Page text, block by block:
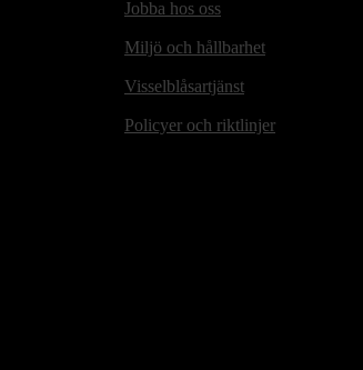
Jobba hos oss
Miljö och hållbarhet
Visselblåsartjänst
Policyer och riktlinjer